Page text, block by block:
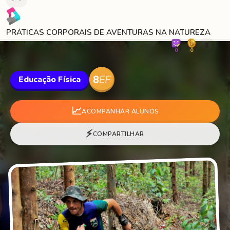
PRÁTICAS CORPORAIS DE AVENTURAS NA NATUREZA
0 0
Educação Física
📈ACOMPANHAR ALUNOS
⚡COMPARTILHAR